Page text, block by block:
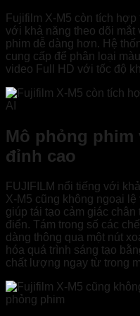
Fujifilm X-M5 còn tích
với khả năng theo dõi mắt
phim dễ dàng hơn. Hệ
cung cấp để phân loại
video Full HD với tốc độ
Mô phỏng phim
đỉnh cao
FUJIFILM nổi tiếng với
X-M5 cũng không ngoại lệ
giúp tái tạo cảm giác
điển. Tám trong số các
dàng thông qua một nút
hóa quá trình sáng tạo
chất lượng ngay từ trong